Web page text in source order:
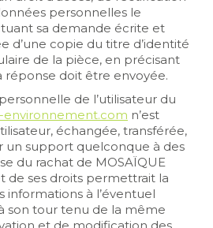
personnelles le
sa demande écrite et
d’une copie du titre d’identité
de la pièce, en précisant
réponse doit être envoyée.
de l’utilisateur du
environnement.com n’est
échangée, transférée,
un support quelconque à des
du rachat de MOSAÏQUE
de ses droits permettrait la
informations à l’éventuel
son tour tenu de la même